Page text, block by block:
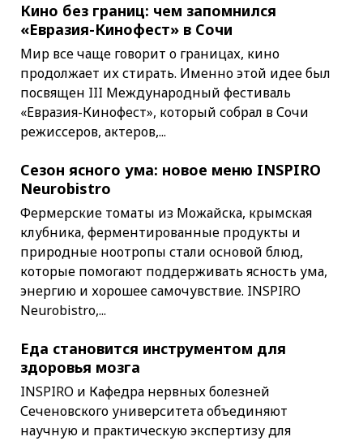
Кино без границ: чем запомнился
«Евразия-Кинофест» в Сочи
Мир все чаще говорит о границах, кино
продолжает их стирать. Именно этой идее был
посвящен III Международный фестиваль
«Евразия-Кинофест», который собрал в Сочи
режиссеров, актеров,...
Сезон ясного ума: новое меню INSPIRO
Neurobistro
Фермерские томаты из Можайска, крымская
клубника, ферментированные продукты и
природные ноотропы стали основой блюд,
которые помогают поддерживать ясность ума,
энергию и хорошее самочувствие. INSPIRO
Neurobistro,...
Еда становится инструментом для
здоровья мозга
INSPIRO и Кафедра нервных болезней
Сеченовского университета объединяют
научную и практическую экспертизу для